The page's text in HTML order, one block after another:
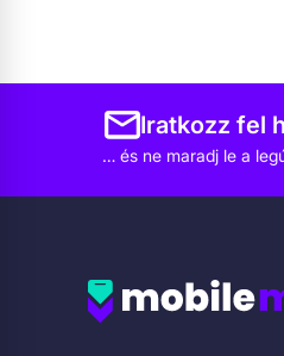
Iratkozz fel
… és ne maradj le a